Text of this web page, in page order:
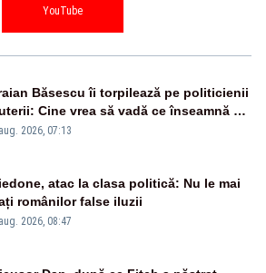
YouTube
Băsescu îi torpilează pe politicienii
Cine vrea să vadă ce înseamnă să
prost, se uită la România
2026, 07:13
atac la clasa politică: Nu le mai
românilor false iluzii
2026, 08:47